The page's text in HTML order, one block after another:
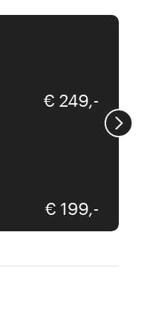
€ 249,-
qeeboo
€ 199,-